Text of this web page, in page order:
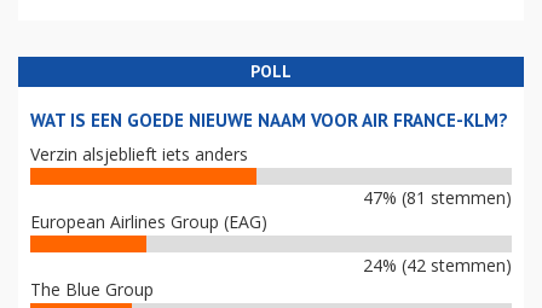
POLL
WAT IS EEN GOEDE NIEUWE NAAM VOOR AIR FRANCE-KLM?
Verzin alsjeblieft iets anders
47% (81 stemmen)
European Airlines Group (EAG)
24% (42 stemmen)
The Blue Group